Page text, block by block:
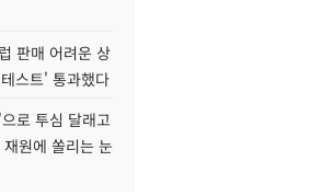
판매 어려운 상
스트' 통과했다
로 투심 달래고
원에 쏠리는 눈